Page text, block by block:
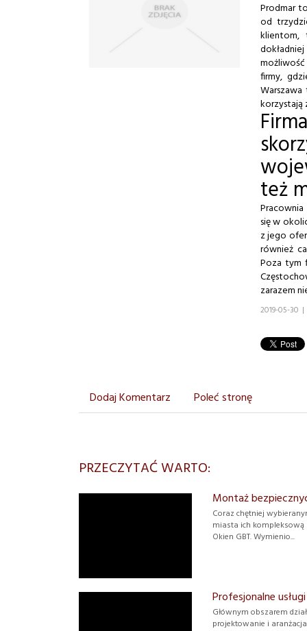
Prodmar
od
klientom,
firmy,
korzystają
też
się w
z jego
również
Poza tym
zarazem
2019-05-30 |
Dodaj Komentarz Poleć stronę
PRZECZYTAĆ WARTO:
Montaż
Coraz chętniej
miasta ich
Okien GBT. Wymienio...
Profesjonalne
Głównym obszarem
projektowanie i